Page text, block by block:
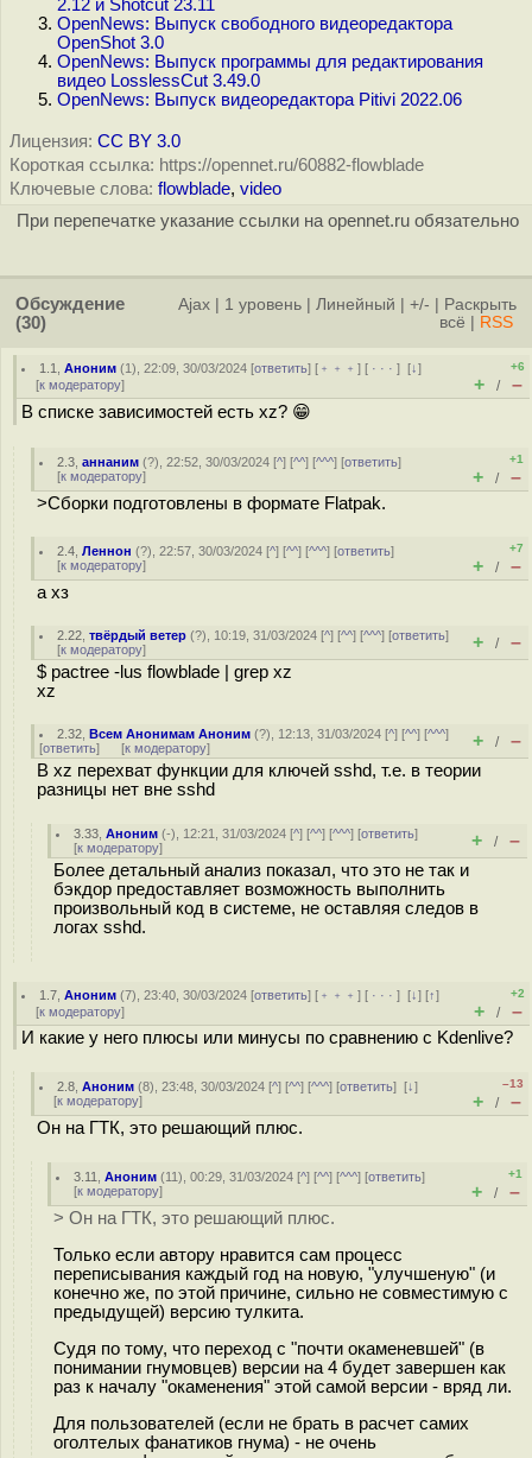
2.12 и Shotcut 23.11
OpenNews: Выпуск свободного видеоредактора
OpenShot 3.0
OpenNews: Выпуск программы для редактирования
видео LosslessCut 3.49.0
OpenNews: Выпуск видеоредактора Pitivi 2022.06
Лицензия: CC BY 3.0
Короткая ссылка: https://opennet.ru/60882-flowblade
Ключевые слова: flowblade, video
При перепечатке указание ссылки на opennet.ru обязательно
Обсуждение
(30)
Ajax 1 уровень Линейный +/-
Раскрыть
всё
RSS
1.1 ,Аноним (1), 22:09, 30/03/2024 [ответить] [ ﹢﹢﹢] [ · · ·][↓]
[к модератору]
+6
+ / –
В списке зависимостей есть xz? 😁
2.3 ,аннаним (?), 22:52, 30/03/2024 [^] [^^] [^^^] [ответить]
[к модератору]
+1
+ / –
>Сборки подготовлены в формате Flatpak.
2.4 ,Леннон (?), 22:57, 30/03/2024 [^] [^^] [^^^] [ответить]
[к модератору]
+7
+ / –
а хз
2.22 ,твёрдый ветер (?), 10:19, 31/03/2024 [^] [^^] [^^^] [ответить]
[к модератору] + / –
$ pactree -lus flowblade | grep xz
xz
2.32 ,Всем Анонимам Аноним (?), 12:13, 31/03/2024 [^] [^^] [^^^]
[ответить] [к модератору] + / –
В xz перехват функции для ключей sshd, т.е. в теории
разницы нет вне sshd
3.33 ,Аноним (-), 12:21, 31/03/2024 [^] [^^] [^^^] [ответить]
[к модератору] + / –
Более детальный анализ показал, что это не так и
бэкдор предоставляет возможность выполнить
произвольный код в системе, не оставляя следов в
логах sshd.
1.7 ,Аноним (7), 23:40, 30/03/2024 [ответить] [ ﹢﹢﹢] [ · · ·][↓] [↑]
[к модератору]
+2
+ / –
И какие у него плюсы или минусы по сравнению с Kdenlive?
2.8 ,Аноним (8), 23:48, 30/03/2024 [^] [^^] [^^^] [ответить][↓]
[к модератору]
–13
+ / –
Он на ГТК, это решающий плюс.
3.11 ,Аноним (11), 00:29, 31/03/2024 [^] [^^] [^^^] [ответить]
[к модератору]
+1
+ / –
> Он на ГТК, это решающий плюс.
Только если автору нравится сам процесс
переписывания каждый год на новую, "улучшеную" (и
конечно же, по этой причине, сильно не совместимую с
предыдущей) версию тулкита.
Судя по тому, что переход с "почти окаменевшей" (в
понимании гнумовцев) версии на 4 будет завершен как
раз к началу "окаменения" этой самой версии - вряд ли.
Для пользователей (если не брать в расчет самих
оголтелых фанатиков гнума) - не очень